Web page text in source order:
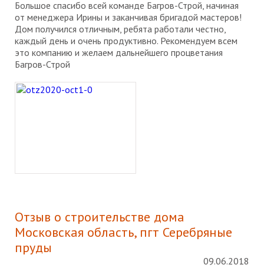
Большое спасибо всей команде Багров-Строй, начиная
от менеджера Ирины и заканчивая бригадой мастеров!
Дом получился отличным, ребята работали честно,
каждый день и очень продуктивно. Рекомендуем всем
это компанию и желаем дальнейшего процветания
Багров-Строй
Отзыв о строительстве дома
Московская область, пгт Серебряные
пруды
09.06.2018